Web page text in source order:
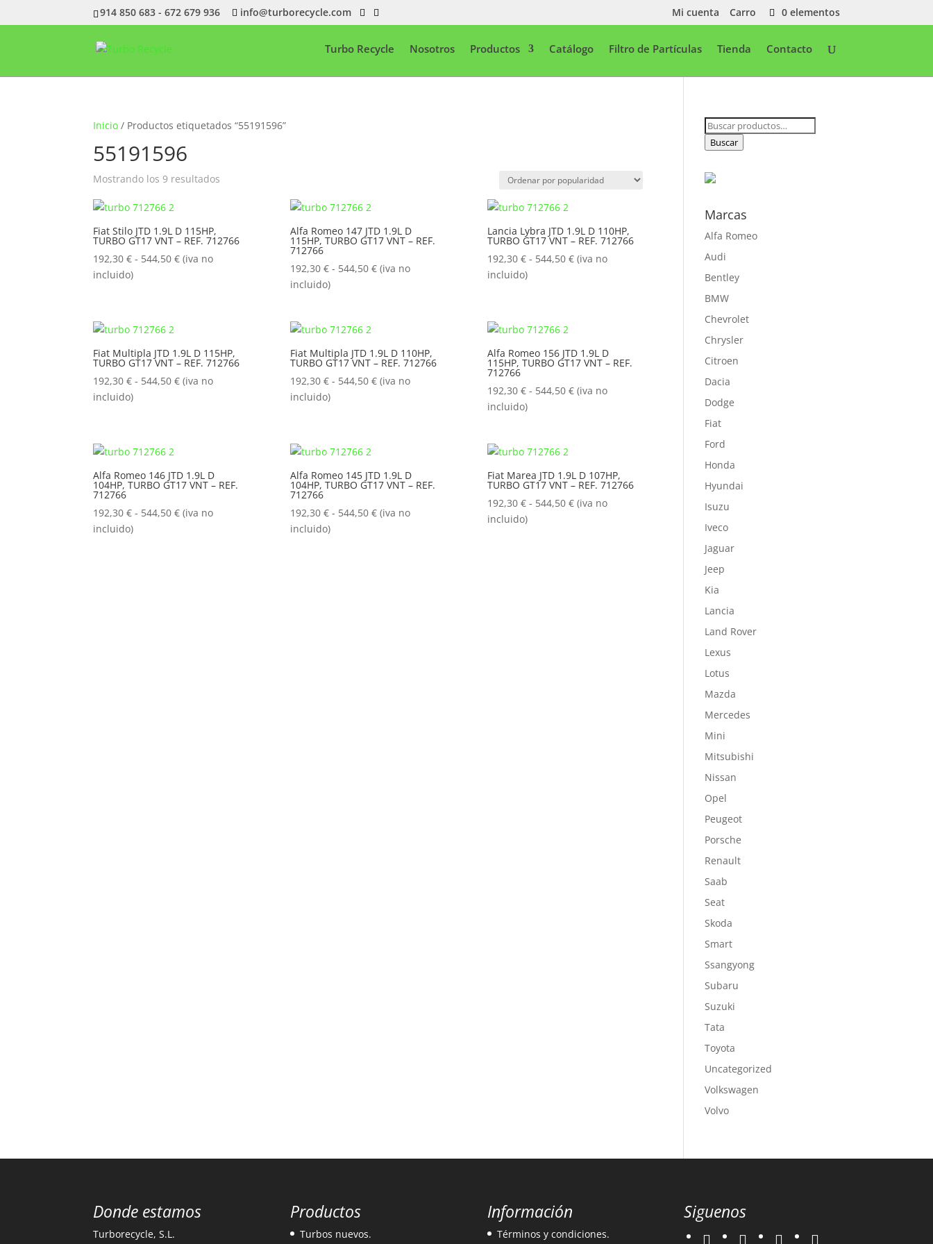
914 850 683 - 672 679 936 info@turborecycle.com Mi cuenta Carro 0 elementos
Turbo Recycle Nosotros Productos Catálogo Filtro de Partículas Tienda Contacto
Inicio / Productos etiquetados “55191596”
55191596
Mostrando los 9 resultados
Fiat Stilo JTD 1.9L D 115HP,
TURBO GT17 VNT – REF. 712766
192,30€ - 544,50€Rango
544,50 €
(iva no
incluido)
Alfa Romeo 147 JTD 1.9L D
115HP, TURBO GT17 VNT – REF.
712766
192,30 € - 544,50 €Rango
hasta
544,50 €
(iva no
incluido)
Lancia Lybra JTD 1.9L D 110HP,
TURBO GT17 VNT – REF. 712766
192,30 € - 544,50 €Rango
544,50 €
(iva no
incluido)
Fiat Multipla JTD 1.9L D 115HP,
TURBO GT17 VNT – REF. 712766
192,30€ - 544,50€Rango
544,50 €
(iva no
incluido)
Fiat Multipla JTD 1.9L D 110HP,
TURBO GT17 VNT – REF. 712766
192,30 € - 544,50 €Rango
544,50 €
(iva no
incluido)
Alfa Romeo 156 JTD 1.9L D
115HP, TURBO GT17 VNT – REF.
712766
192,30 € - 544,50 €Rango
hasta
544,50 €
(iva no
incluido)
Alfa Romeo 146 JTD 1.9L D
104HP, TURBO GT17 VNT – REF.
712766
192,30€ - 544,50€Rango
(iva no
incluido)
Alfa Romeo 145 JTD 1.9L D
104HP, TURBO GT17 VNT – REF.
712766
192,30 € - 544,50 €Rango
(iva no
incluido)
Fiat Marea JTD 1.9L D 107HP,
TURBO GT17 VNT – REF. 712766
192,30 € - 544,50 €Rango
(iva no
incluido)
Buscar
por:
Buscar
Marcas
Alfa Romeo
Audi
Bentley
BMW
Chevrolet
Chrysler
Citroen
Dacia
Dodge
Fiat
Ford
Honda
Hyundai
Isuzu
Iveco
Jaguar
Jeep
Kia
Lancia
Land Rover
Lexus
Lotus
Mazda
Mercedes
Mini
Mitsubishi
Nissan
Opel
Peugeot
Porsche
Renault
Saab
Seat
Skoda
Smart
Ssangyong
Subaru
Suzuki
Tata
Toyota
Uncategorized
Volkswagen
Volvo
Donde estamos
Turborecycle, S.L.
Productos
Turbos nuevos.
Información
Términos y condiciones.
Siguenos
twitter instagramfacebook google